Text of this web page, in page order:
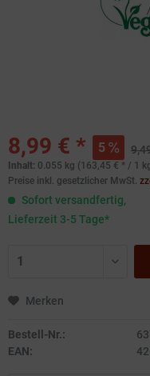
8,99 € * 5
Inhalt: 0.055 kg (163,45 € * / 1
Preise inkl. gesetzlicher MwSt.
Sofort versandfertig,
Lieferzeit 3-5 Tage*
Merken
Bestell-Nr.:
EAN: